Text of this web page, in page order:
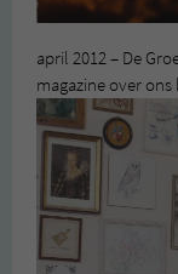
april 2012 – De
magazine over ons